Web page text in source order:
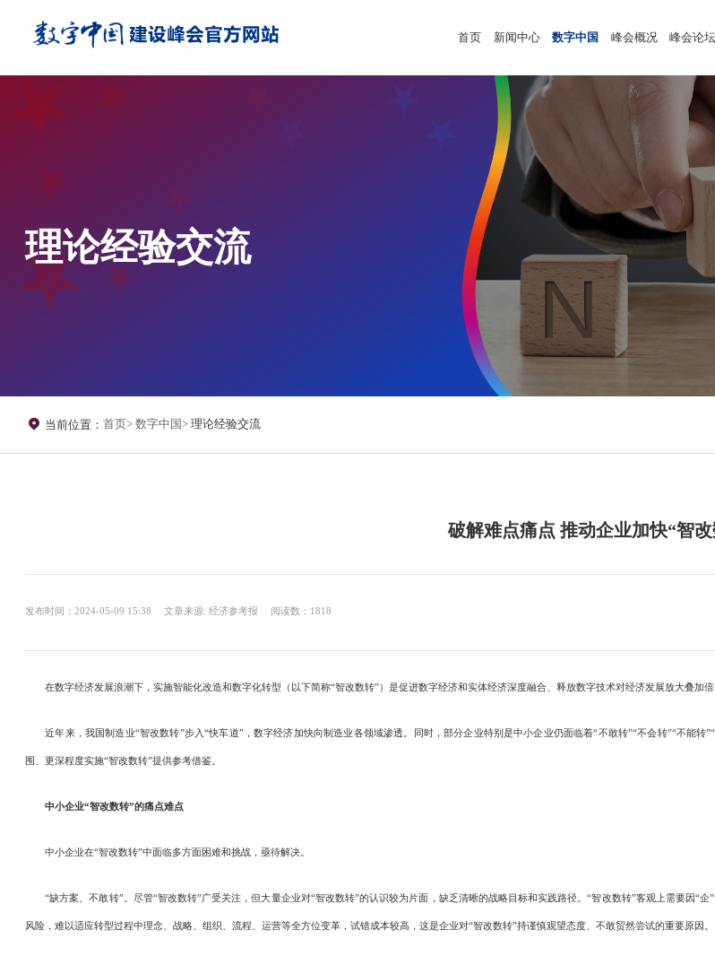
首页 新闻中心 数字中国 峰会概况 峰会论坛
理论经验交流
当前位置：首页 数字中国 理论经验交流
破解难点痛点 推动企业加快“智改
发布时间：2024-05-09 15:38 文章来源: 经济参考报 阅读数：1818
在数字经济发展浪潮下，实施智能化改造和数字化转型（以下简称“智改数转”）是促进数字经济和实体经济深度融合、释放数字技术对经济发展放大叠加倍
近年来，我国制造业“智改数转”步入“快车道”，数字经济加快向制造业各领域渗透。同时，部分企业特别是中小企业仍面临着“不敢转”“不会转”“不能转
围、更深程度实施“智改数转”提供参考借鉴。
中小企业“智改数转”的痛点难点
中小企业在“智改数转”中面临多方面困难和挑战，亟待解决。
“缺方案、不敢转”。尽管“智改数转”广受关注，但大量企业对“智改数转”的认识较为片面，缺乏清晰的战略目标和实践路径。“智改数转”客观上需要因“
风险，难以适应转型过程中理念、战略、组织、流程、运营等全方位变革，试错成本较高，这是企业对“智改数转”持谨慎观望态度、不敢贸然尝试的重要原因。